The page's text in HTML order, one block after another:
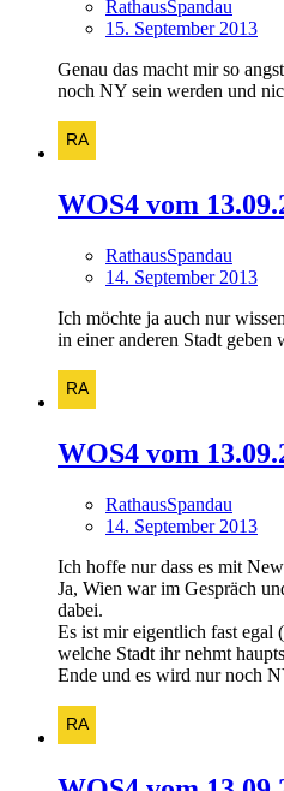
RathausSpandau
15. September 2013
Genau das macht mir so
noch NY sein werden und
WOS4 vom
RathausSpandau
14. September 2013
Ich möchte ja auch nur
in einer anderen Stadt geben
WOS4 vom
RathausSpandau
14. September 2013
Ich hoffe nur dass es mit
Ja, Wien war im Gespräch
dabei.
Es ist mir eigentlich fast egal
welche Stadt ihr nehmt
Ende und es wird nur noch